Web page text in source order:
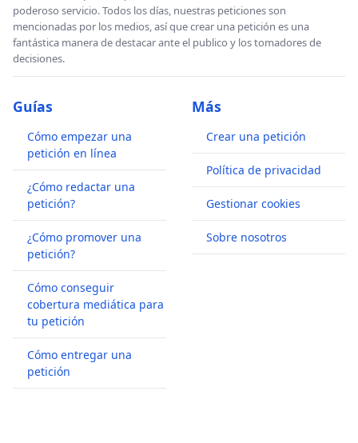
poderoso servicio. Todos los días, nuestras peticiones son
mencionadas por los medios, así que crear una petición es una
fantástica manera de destacar ante el publico y los tomadores de
decisiones.
Guías
Cómo empezar una
petición en línea
¿Cómo redactar una
petición?
¿Cómo promover una
petición?
Cómo conseguir
cobertura mediática para
tu petición
Cómo entregar una
petición
Más
Crear una petición
Política de privacidad
Gestionar cookies
Sobre nosotros